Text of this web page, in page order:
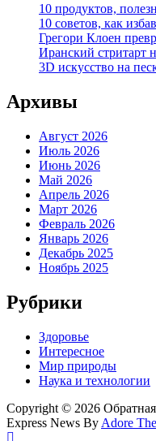
10 продуктов,
10 советов, как
Грегори Клоен
Иранский стритарт
3D искусство на
Архивы
Август 2026
Июль 2026
Июнь 2026
Май 2026
Апрель 2026
Март 2026
Февраль 2026
Январь 2026
Декабрь 2025
Ноябрь 2025
Рубрики
Здоровье
Интересное
Мир природы
Наука и технологии
Copyright © 2026 Обратная
Express News By Adore